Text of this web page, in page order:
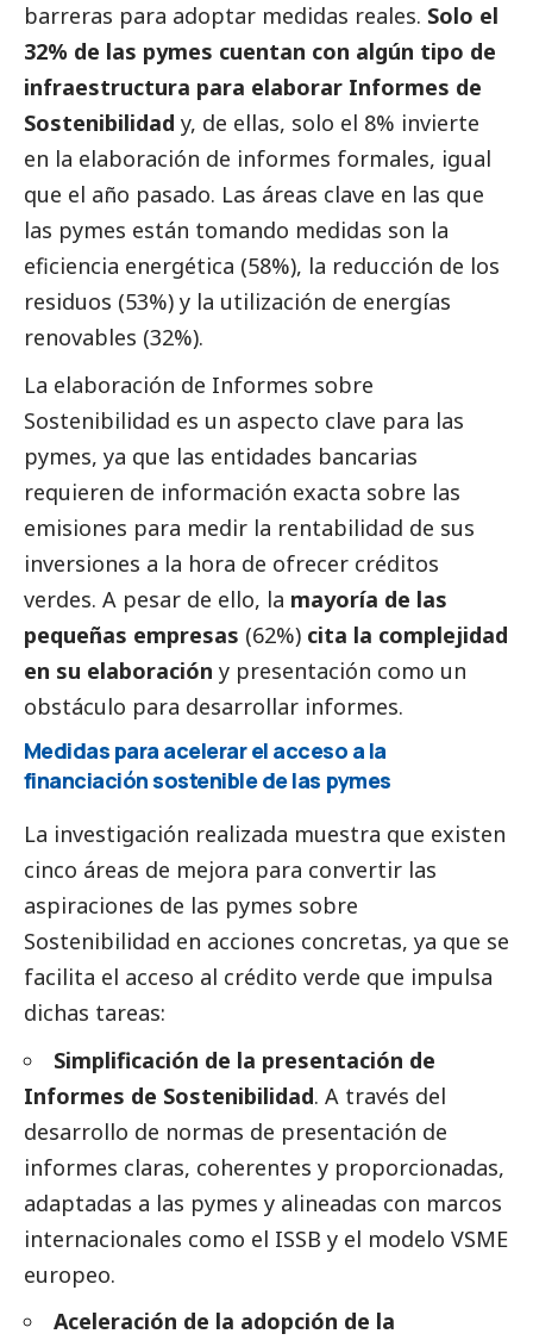
barreras para adoptar medidas reales. Solo el
32% de las pymes cuentan con algún tipo de
infraestructura para elaborar Informes de
Sostenibilidad y, de ellas, solo el 8% invierte
en la elaboración de informes formales, igual
que el año pasado. Las áreas clave en las que
las pymes están tomando medidas son la
eficiencia energética (58%), la reducción de los
residuos (53%) y la utilización de energías
renovables (32%).
La elaboración de Informes sobre
Sostenibilidad es un aspecto clave para las
pymes, ya que las entidades bancarias
requieren de información exacta sobre las
emisiones para medir la rentabilidad de sus
inversiones a la hora de ofrecer créditos
verdes. A pesar de ello, la mayoría de las
pequeñas empresas (62%) cita la complejidad
en su elaboración y presentación como un
obstáculo para desarrollar informes.
Medidas para acelerar el acceso a la
financiación sostenible de las pymes
La investigación realizada muestra que existen
cinco áreas de mejora para convertir las
aspiraciones de las pymes sobre
Sostenibilidad en acciones concretas, ya que se
facilita el acceso al crédito verde que impulsa
dichas tareas:
Simplificación de la presentación de
Informes de Sostenibilidad. A través del
desarrollo de normas de presentación de
informes claras, coherentes y proporcionadas,
adaptadas a las pymes y alineadas con marcos
internacionales como el ISSB y el modelo VSME
europeo.
Aceleración de la adopción de la